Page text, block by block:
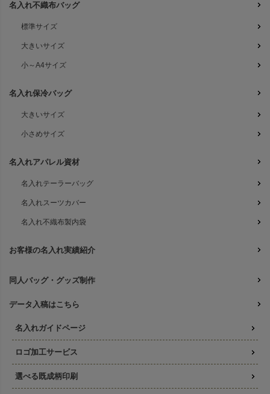
名入れ不織布バッグ
標準サイズ
大きいサイズ
小～A4サイズ
名入れ保冷バッグ
大きいサイズ
小さめサイズ
名入れアパレル資材
名入れテーラーバッグ
名入れスーツカバー
名入れ不織布製内袋
お客様の名入れ実績紹介
同人バッグ・グッズ制作
データ入稿はこちら
名入れガイドページ
ロゴ加工サービス
選べる既成柄印刷